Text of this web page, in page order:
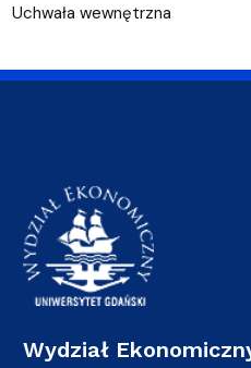
Uchwała wewnętrzna
Wydział